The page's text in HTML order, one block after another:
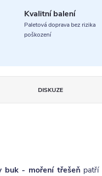
Kvalitní balení
Paletová doprava bez rizika
poškození
DISKUZE
buk - moření třešeň patří